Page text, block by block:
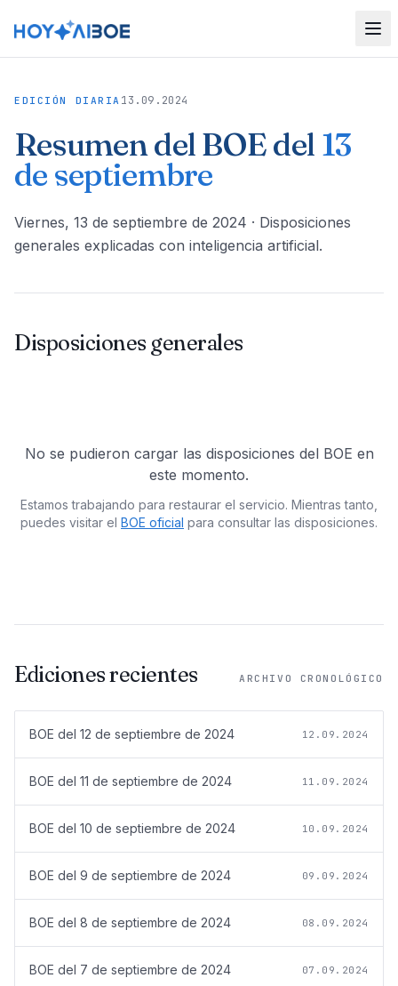
EDICIÓN DIARIA 13.09.2024
Resumen del BOE del 13
de septiembre
viernes, 13 de septiembre de 2024 · Disposiciones
generales explicadas con inteligencia artificial.
Disposiciones generales
No se pudieron cargar las disposiciones del BOE en
este momento.
Estamos trabajando para restaurar el servicio. Mientras tanto,
puedes visitar el BOE oficial para consultar las disposiciones.
Ediciones recientes ARCHIVO CRONOLÓGICO
BOE del 12 de septiembre de 2024 12.09.2024
BOE del 11 de septiembre de 2024 11.09.2024
BOE del 10 de septiembre de 2024 10.09.2024
BOE del 9 de septiembre de 2024 09.09.2024
BOE del 8 de septiembre de 2024 08.09.2024
BOE del 7 de septiembre de 2024 07.09.2024